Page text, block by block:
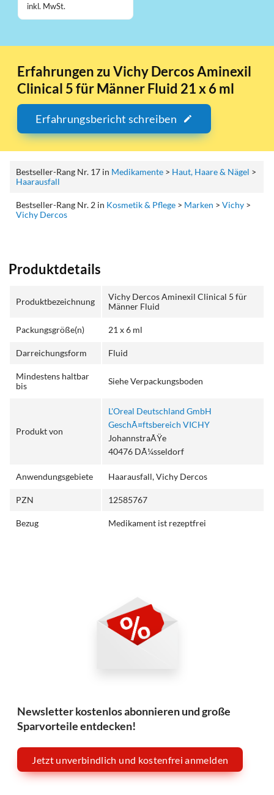
inkl. MwSt.
Erfahrungen zu Vichy Dercos Aminexil
Clinical 5 für Männer Fluid 21 x 6 ml
Erfahrungsbericht schreiben
Bestseller-Rang Nr. 17 in Medikamente > Haut, Haare & Nägel >
Haarausfall
Bestseller-Rang Nr. 2 in Kosmetik & Pflege > Marken >Vichy >
Vichy Dercos
Produktdetails
Produktbezeichnung
Vichy Dercos Aminexil Clinical 5 für
Männer Fluid
Packungsgröße(n) 21 x 6 ml
Darreichungsform Fluid
Mindestens haltbar
bis
Siehe Verpackungsboden
Produkt von
L'Oreal Deutschland GmbH
GeschÃ¤ftsbereich VICHY
JohannstraÃŸe
40476 DÃ¼sseldorf
Anwendungsgebiete Haarausfall, Vichy Dercos
PZN 12585767
Bezug Medikament ist rezeptfrei
Newsletter kostenlos abonnieren und große
Sparvorteile entdecken!
Jetzt unverbindlich und kostenfrei anmelden